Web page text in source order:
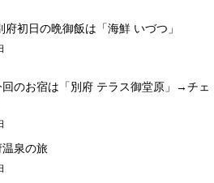
府初日の晩御飯は「海鮮 いづつ」
のお宿は「別府 テラス御堂原」→チェ
温泉の旅